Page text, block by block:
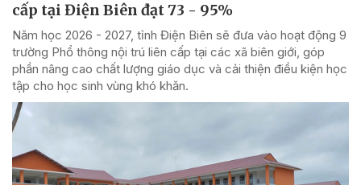
cấp tại Điện Biên đạt 73 - 95%
Năm học 2026 - 2027, tỉnh Điện Biên sẽ đưa vào hoạt động 9
trường Phổ thông nội trú liên cấp tại các xã biên giới, góp
phần nâng cao chất lượng giáo dục và cải thiện điều kiện học
tập cho học sinh vùng khó khăn.